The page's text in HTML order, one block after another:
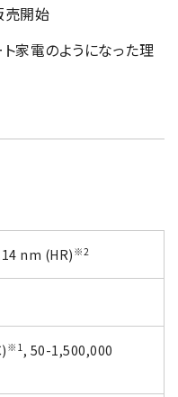
売開始
家電のようになった理
nm (HR) ※2
※1 , 50-1,500,000